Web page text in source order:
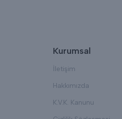
Kurumsal
İletişim
Hakkımızda
K.V.K. Kanunu